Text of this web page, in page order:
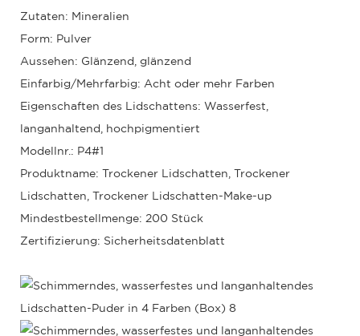
Zutaten: Mineralien
Form: Pulver
Aussehen: Glänzend, glänzend
Einfarbig/Mehrfarbig: Acht oder mehr Farben
Eigenschaften des Lidschattens: Wasserfest,
langanhaltend, hochpigmentiert
Modellnr.: P4#1
Produktname: Trockener Lidschatten, Trockener
Lidschatten, Trockener Lidschatten-Make-up
Mindestbestellmenge: 200 Stück
Zertifizierung: Sicherheitsdatenblatt